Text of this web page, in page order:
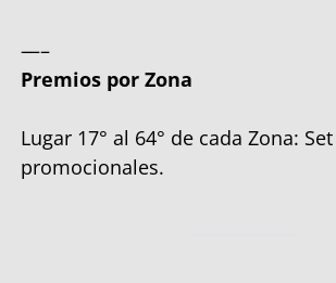
—–
Premios por Zona
Lugar 17° al 64° de cada Zona:
promocionales.